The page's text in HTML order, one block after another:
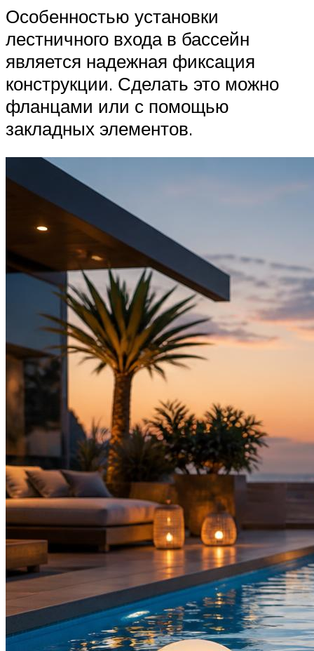
Особенностью установки
лестничного входа в бассейн
является надежная фиксация
конструкции. Сделать это можно
фланцами или с помощью
закладных элементов.